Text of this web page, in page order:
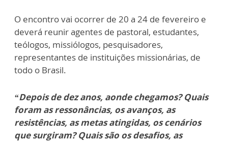
O encontro vai ocorrer de 20 a 24 de fevereiro e
deverá reunir agentes de pastoral, estudantes,
teólogos, missiólogos, pesquisadores,
representantes de instituições missionárias, de
todo o Brasil.
“Depois de dez anos, aonde chegamos? Quais
foram as ressonâncias, os avanços, as
resistências, as metas atingidas, os cenários
que surgiram? Quais são os desafios, as